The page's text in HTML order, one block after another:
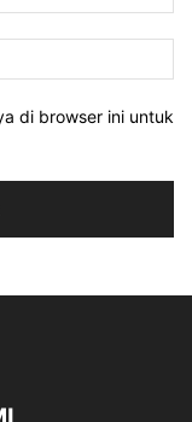
di browser ini untuk